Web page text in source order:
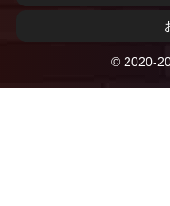
© 2020-